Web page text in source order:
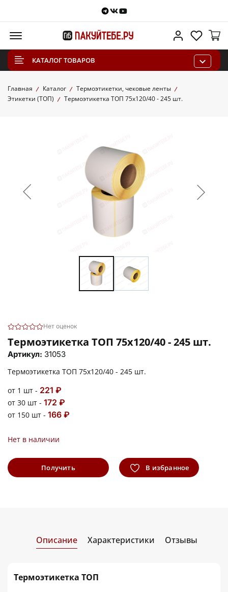
Telegram
VKontakte
Youtube
Личный
КАТАЛОГ ТОВАРОВ
Главная Каталог
Термоэтикетки, чековые ленты
Этикетки (ТОП)
Термоэтикетка ТОП 75х120/40 - 245 шт.
Нет оценок
Термоэтикетка ТОП 75х120/40 - 245 шт.
Артикул: 31053
Термоэтикетка ТОП 75х120/40 - 245 шт.
от 1 шт - 221 ₽
от 30 шт - 172 ₽
от 150 шт - 166 ₽
Нет в наличии
Получить В избранное
Описание Характеристики Отзывы
Термоэтикетка ТОП